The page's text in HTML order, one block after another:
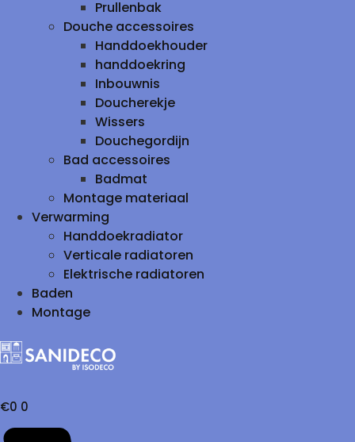
Prullenbak
Douche accessoires
Handdoekhouder
handdoekring
Inbouwnis
Doucherekje
Wissers
Douchegordijn
Bad accessoires
Badmat
Montage materiaal
Verwarming
Handdoekradiator
Verticale radiatoren
Elektrische radiatoren
Baden
Montage
€0 0